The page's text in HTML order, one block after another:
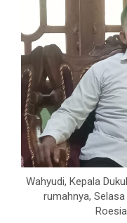
Wahyudi, Kepala
rumahnya,